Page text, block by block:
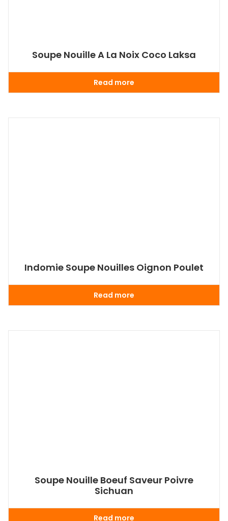
Soupe Nouille A La Noix Coco Laksa
Read more
Indomie Soupe Nouilles Oignon Poulet
Read more
Soupe Nouille Boeuf Saveur Poivre
Sichuan
Read more